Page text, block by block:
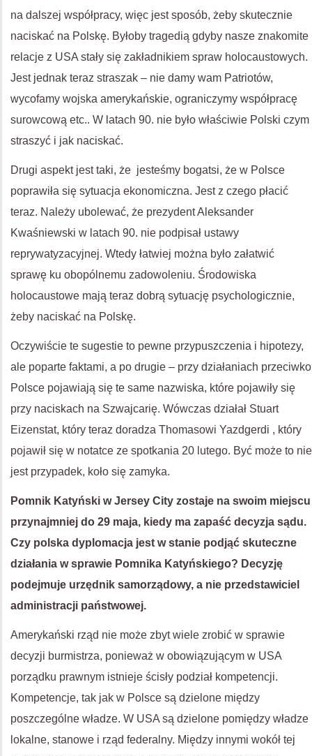
na dalszej współpracy, więc jest sposób, żeby skutecznie
naciskać na Polskę. Byłoby tragedią gdyby nasze znakomite
relacje z USA stały się zakładnikiem spraw holocaustowych.
Jest jednak teraz straszak – nie damy wam Patriotów,
wycofamy wojska amerykańskie, ograniczymy współpracę
surowcową etc.. W latach 90. nie było właściwie Polski czym
straszyć i jak naciskać.
Drugi aspekt jest taki, że jesteśmy bogatsi, że w Polsce
poprawiła się sytuacja ekonomiczna. Jest z czego płacić
teraz. Należy ubolewać, że prezydent Aleksander
Kwaśniewski w latach 90. nie podpisał ustawy
reprywatyzacyjnej. Wtedy łatwiej można było załatwić
sprawę ku obopólnemu zadowoleniu. Środowiska
holocaustowe mają teraz dobrą sytuację psychologicznie,
żeby naciskać na Polskę.
Oczywiście te sugestie to pewne przypuszczenia i hipotezy,
ale poparte faktami, a po drugie – przy działaniach przeciwko
Polsce pojawiają się te same nazwiska, które pojawiły się
przy naciskach na Szwajcarię. Wówczas działał Stuart
Eizenstat, który teraz doradza Thomasowi Yazdgerdi , który
pojawił się w notatce ze spotkania 20 lutego. Być może to nie
jest przypadek, koło się zamyka.
Pomnik Katyński w Jersey City zostaje na swoim miejscu
przynajmniej do 29 maja, kiedy ma zapaść decyzja sądu.
Czy polska dyplomacja jest w stanie podjąć skuteczne
działania w sprawie Pomnika Katyńskiego? Decyzję
podejmuje urzędnik samorządowy, a nie przedstawiciel
administracji państwowej.
Amerykański rząd nie może zbyt wiele zrobić w sprawie
decyzji burmistrza, ponieważ w obowiązującym w USA
porządku prawnym istnieje ścisły podział kompetencji.
Kompetencje, tak jak w Polsce są dzielone między
poszczególne władze. W USA są dzielone pomiędzy władze
lokalne, stanowe i rząd federalny. Między innymi wokół tej